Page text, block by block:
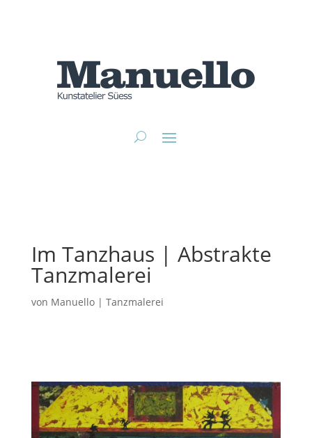
Im Tanzhaus | Abstrakte
Tanzmalerei
von Manuello| Tanzmalerei